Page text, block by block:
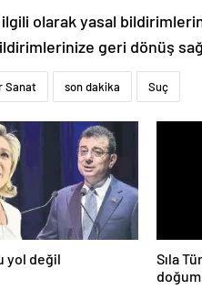
olarak yasal
geri dönüş
Sanat son dakika Suç
yol değil
Sıla